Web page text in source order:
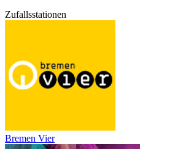
Zufallsstationen
Bremen Vier